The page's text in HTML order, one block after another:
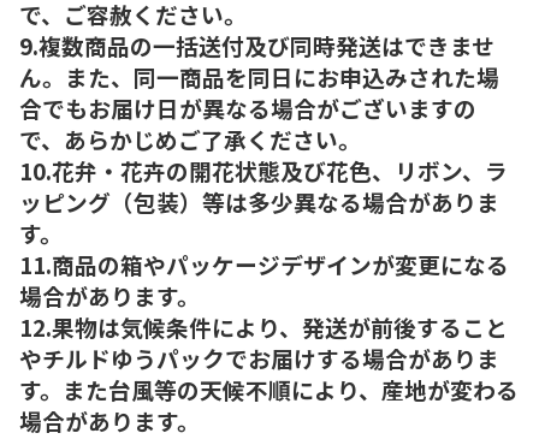
で、ご容赦ください。
9.複数商品の一括送付及び同時発送はできませ
ん。また、同一商品を同日にお申込みされた場
合でもお届け日が異なる場合がございますの
で、あらかじめご了承ください。
10.花弁・花卉の開花状態及び花色、リボン、ラ
ッピング（包装）等は多少異なる場合がありま
す。
11.商品の箱やパッケージデザインが変更になる
場合があります。
12.果物は気候条件により、発送が前後すること
やチルドゆうパックでお届けする場合がありま
す。また台風等の天候不順により、産地が変わる
場合があります。